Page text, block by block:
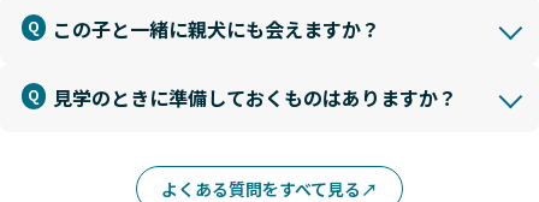
この子と一緒に親犬にも会えますか？
見学のときに準備しておくものはありますか？
よくある質問をすべて見る